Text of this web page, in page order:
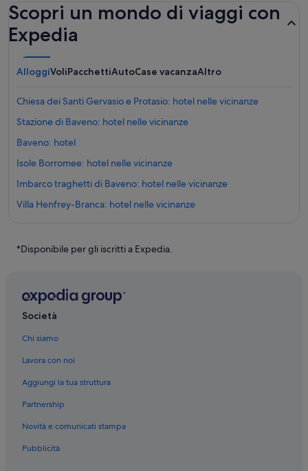
Scopri un mondo di viaggi con
Expedia
AlloggiVoliPacchettiAutoCase vacanzaAltro
Chiesa dei Santi Gervasio e Protasio: hotel nelle vicinanze
Stazione di Baveno: hotel nelle vicinanze
Baveno: hotel
Isole Borromee: hotel nelle vicinanze
Imbarco traghetti di Baveno: hotel nelle vicinanze
Villa Henfrey-Branca: hotel nelle vicinanze
Chiesa di San Vittore: hotel nelle vicinanze
Villa Fedora: hotel nelle vicinanze
Isola Bella: hotel nelle vicinanze
Baveno: Cottage
Baveno: Affittacamere
Baveno: Appartamenti
Baveno: Pensioni
*Disponibile per gli iscritti a Expedia.
Società
Chi siamo
Lavora con noi
Aggiungi la tua struttura
Partnership
Novità e comunicati stampa
Pubblicità